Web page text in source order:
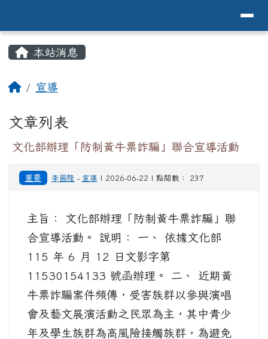
花蓮縣花蓮市中原國小全球資訊
本站消息
回首頁
宣導
文章列表
文化部辦理「防制黃牛票詐騙」聯合宣導活動
重要 李國隆 - 宣導 | 2026-06-22 | 點閱數： 237
主旨： 文化部辦理「防制黃牛票詐騙」聯
合宣導活動。 說明： 一、 依據文化部
115 年 6 月 12 日文影字第
11530154133 號函辦理。 二、 近期黃
牛票詐騙案件頻傳，受害族群以參與演唱
會及藝文展演活動之民眾為主，其中青少
年及學生族群為高風險接觸族群，為避免